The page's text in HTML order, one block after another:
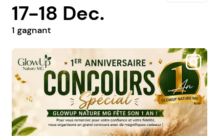
17-18 Dec.
1 gagnant
@jaldaiaboutique